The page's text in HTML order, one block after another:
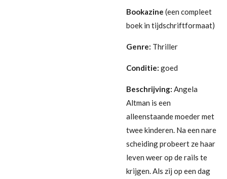
Bookazine (een compleet
boek in tijdschriftformaat)
Genre: Thriller
Conditie: goed
Beschrijving: Angela
Altman is een
alleenstaande moeder met
twee kinderen. Na een nare
scheiding probeert ze haar
leven weer op de rails te
krijgen. Als zij op een dag